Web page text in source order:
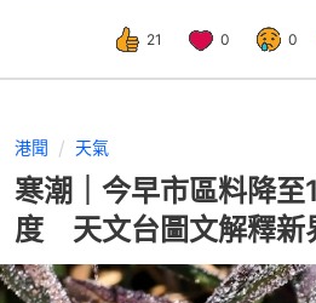
21 0 0
港聞 天氣
寒潮｜今早市區料降
度 天文台圖文解釋新